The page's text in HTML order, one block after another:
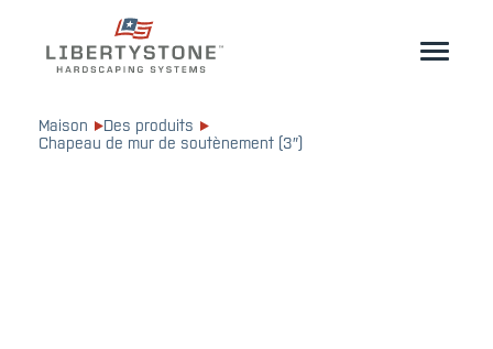
Maison
Des produits
Chapeau de mur de soutènement (3″)